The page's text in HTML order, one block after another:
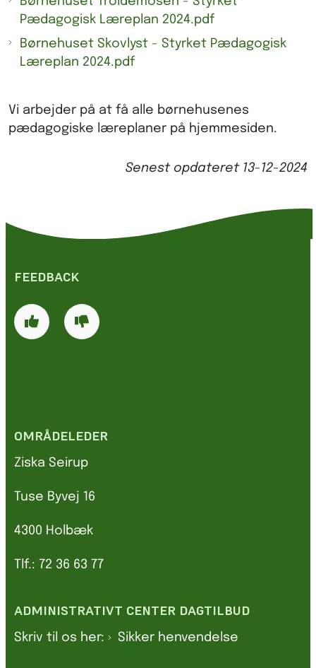
Pædagogisk Læreplan 2024.pdf
Børnehuset Skovlyst - Styrket Pædagogisk
Læreplan 2024.pdf
Vi arbejder på at få alle børnehusenes
pædagogiske læreplaner på hjemmesiden.
Senest opdateret 13-12-2024
FEEDBACK
OMRÅDELEDER
Ziska Seirup
Tuse Byvej 16
4300 Holbæk
Tlf.: 72 36 63 77
ADMINISTRATIVT CENTER DAGTILBUD
Skriv til os her: Sikker henvendelse